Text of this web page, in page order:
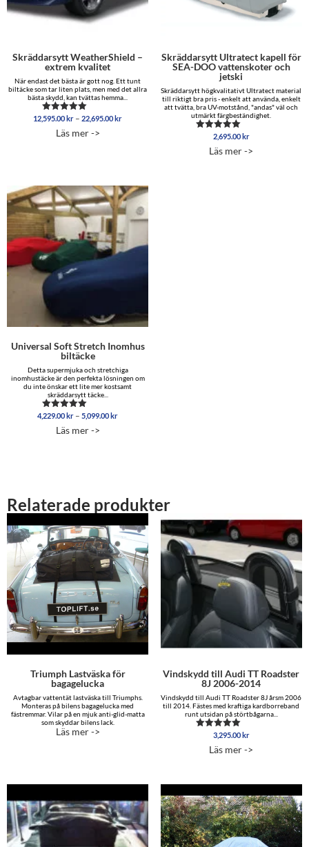
Skräddarsytt WeatherShield –
extrem kvalitet
När endast det bästa är gott nog. Ett tunt
biltäcke som tar liten plats, men med det allra
bästa skydd, kan tvättas hemma...
Betygsatt
av 5
12,595.00kr – 22,695.00krPrisintervall:
Läs mer ->
Skräddarsytt Ultratect kapell för
SEA-DOO vattenskoter och
jetski
Skräddarsytt högkvalitativt Ultratect material
till riktigt bra pris - enkelt att använda, enkelt
att tvätta, bra UV-motstånd, "andas" väl och
utmärkt färgbeständighet.
Betygsatt
av 5
2,695.00kr
Läs mer ->
Universal Soft Stretch Inomhus
biltäcke
Detta supermjuka och stretchiga
inomhustäcke är den perfekta lösningen om
du inte önskar ett lite mer kostsamt
skräddarsytt täcke...
Betygsatt
av 5
4,229.00kr – 5,099.00krPrisintervall:
Läs mer ->
Relaterade produkter
Triumph Lastväska för
bagagelucka
Avtagbar vattentät lastväska till Triumphs.
Monteras på bilens bagagelucka med
fästremmar. Vilar på en mjuk anti-glid-matta
som skyddar bilens lack.
Läs mer ->
Vindskydd till Audi TT Roadster
8J 2006-2014
Vindskydd till Audi TT Roadster 8J årsm 2006
till 2014. Fästes med kraftiga kardborreband
runt utsidan på störtbågarna...
Betygsatt
av 5
3,295.00 kr
Läs mer ->